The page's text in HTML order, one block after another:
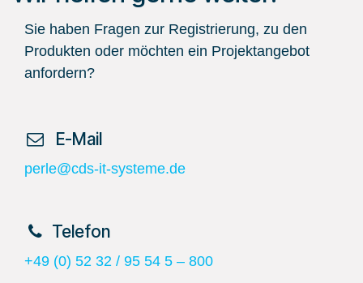
Sie haben Fragen zur Registrierung, zu den
Produkten oder möchten ein Projektangebot
anfordern?
​ E-Mail
perle@cds-it-systeme.de
​Telefon
+49 (0) 52 32 / 95 54 5 – 800